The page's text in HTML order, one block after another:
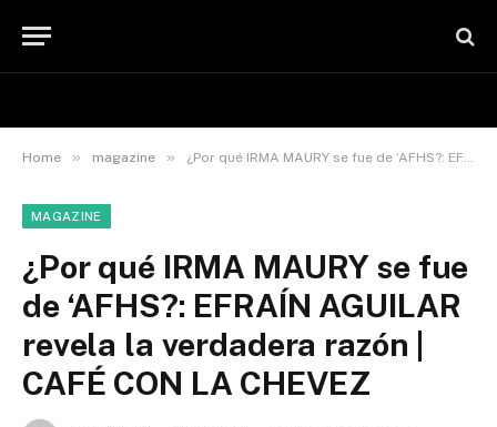
Home » magazine » ¿Por qué IRMA MAURY se fue de ‘AFHS?: EFRAÍN AGUILAR revela la verdadera razón | CAFÉ CON LA CHEVEZ
MAGAZINE
¿Por qué IRMA MAURY se fue
de ‘AFHS?: EFRAÍN AGUILAR
revela la verdadera razón |
CAFÉ CON LA CHEVEZ